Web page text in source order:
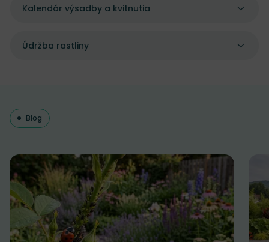
Kalendár výsadby a kvitnutia
Údržba rastliny
Blog